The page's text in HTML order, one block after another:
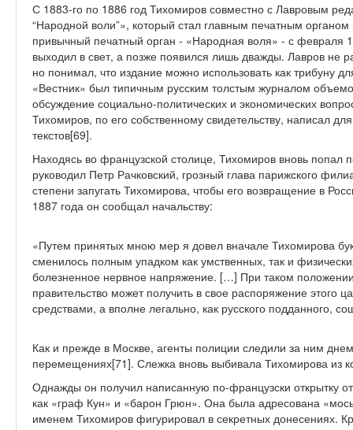
С 1883-го по 1886 год Тихомиров совместно с Лавровым
“Народной воли”», который стал главным печатным органом
привычный печатный орган - «Народная воля» - с февраля
выходил в свет, а позже появился лишь дважды. Лавров не
но понимал, что издание можно использовать как трибуну
«Вестник» был типичным русским толстым журналом
обсуждение социально-политических и экономических
Тихомиров, по его собственному свидетельству, написал
текстов[69].
Находясь во французской столице, Тихомиров вновь
руководил Петр Рачковский, грозный глава парижского
степени запугать Тихомирова, чтобы его возвращение в
1887 года он сообщал начальству:
«Путем принятых мною мер я довел вначале Тихомирова
сменилось полным упадком как умственных, так и
болезненное нервное напряжение. […] При таком
правительство может получить в свое распоряжение этого
средствами, а вполне легально, как русского подданного,
Как и прежде в Москве, агенты полиции следили за ним
перемещениях[71]. Слежка вновь выбивала Тихомирова из
Однажды он получил написанную по-французски открытку
как «граф Кун» и «барон Грюн». Она была адресована
именем Тихомиров фигурировал в секретных донесениях.